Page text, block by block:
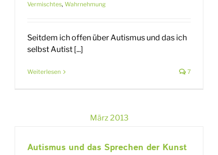
Vermischtes, Wahrnehmung
Seitdem ich offen über Autismus und das ich
selbst Autist [...]
Weiterlesen 7
März 2013
Autismus und das Sprechen der Kunst